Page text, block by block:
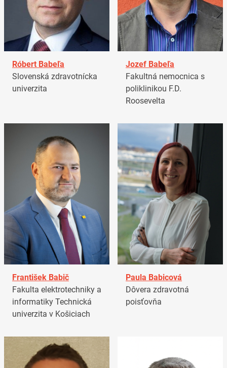
Róbert Babeľa
Slovenská zdravotnícka
univerzita
Jozef Babeľa
Fakultná nemocnica s
poliklinikou F.D.
Roosevelta
František Babič
Fakulta elektrotechniky a
informatiky Technická
univerzita v Košiciach
Paula Babicová
Dôvera zdravotná
poisťovňa